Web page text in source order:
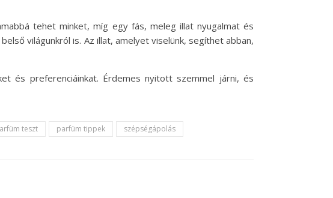
tehet minket, míg egy fás, meleg illat nyugalmat és
világunkról is. Az illat, amelyet viselünk, segíthet abban,
és preferenciáinkat. Érdemes nyitott szemmel járni, és
teszt parfüm tippek szépségápolás